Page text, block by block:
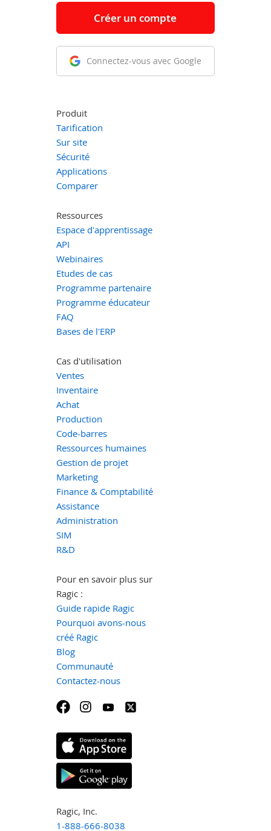
Créer un compte
Connectez-vous avec Google
Produit
Tarification
Sur site
Sécurité
Applications
Comparer
Ressources
Espace d'apprentissage
API
Webinaires
Etudes de cas
Programme partenaire
Programme éducateur
FAQ
Bases de l'ERP
Cas d'utilisation
Ventes
Inventaire
Achat
Production
Code-barres
Ressources humaines
Gestion de projet
Marketing
Finance & Comptabilité
Assistance
Administration
SIM
R&D
Pour en savoir plus sur
Ragic :
Guide rapide Ragic
Pourquoi avons-nous
créé Ragic
Blog
Communauté
Contactez-nous
Ragic, Inc.
1-888-666-8038